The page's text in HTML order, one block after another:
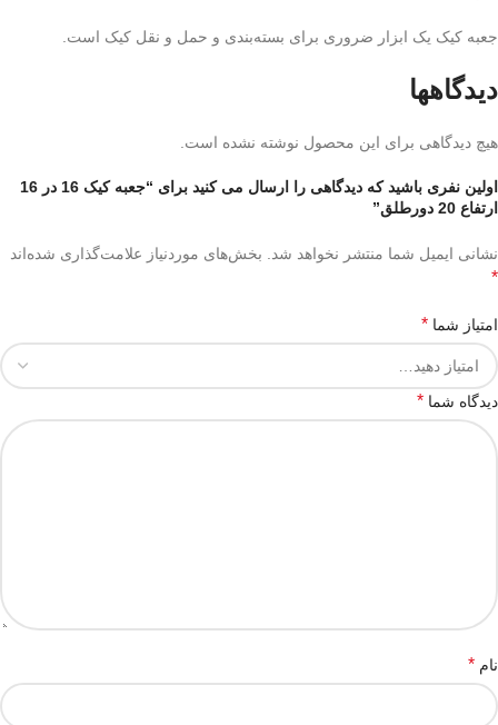
جعبه کیک یک ابزار ضروری برای بسته‌بندی و حمل و نقل کیک است.
دیدگاهها
هیچ دیدگاهی برای این محصول نوشته نشده است.
اولین نفری باشید که دیدگاهی را ارسال می کنید برای “جعبه کیک 16 در 16
ارتفاع 20 دورطلق”
نشانی ایمیل شما منتشر نخواهد شد. بخش‌های موردنیاز علامت‌گذاری شده‌اند
*
امتیاز شما *
دیدگاه شما *
نام *